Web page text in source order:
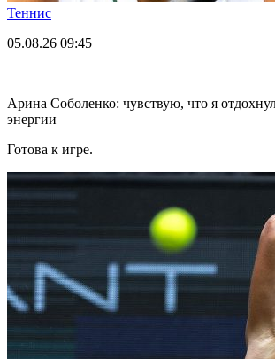
Теннис
05.08.26 09:45
Арина Соболенко: чувствую, что я
энергии
Готова к игре.